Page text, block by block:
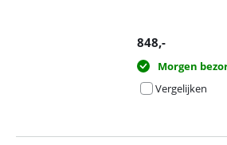
848,-
Morgen
Vergelijken